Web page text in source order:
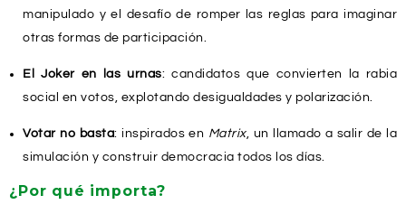
manipulado y el desafío de romper las reglas para imaginar
otras formas de participación.
El Joker en las urnas: candidatos que convierten la rabia
social en votos, explotando desigualdades y polarización.
Votar no basta: inspirados en Matrix, un llamado a salir de la
simulación y construir democracia todos los días.
¿Por qué importa?